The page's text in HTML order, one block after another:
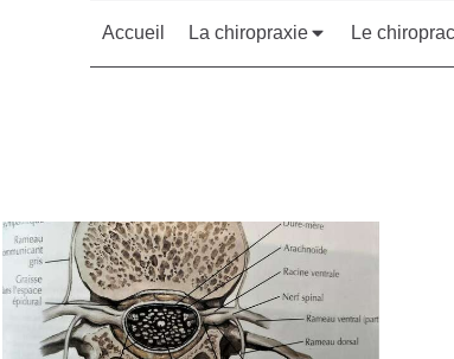
Accueil La chiropraxie Le